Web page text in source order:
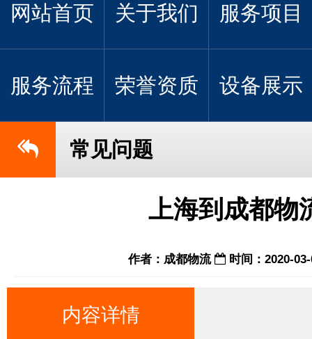
网站首页 关于我们 服务项目
服务流程 荣誉资质 设备展示
常见问题
上海到成都物
作者：成都物流 时间：2020-
内容详情